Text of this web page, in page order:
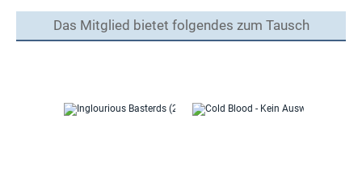
Das Mitglied bietet folgendes zum Tausch